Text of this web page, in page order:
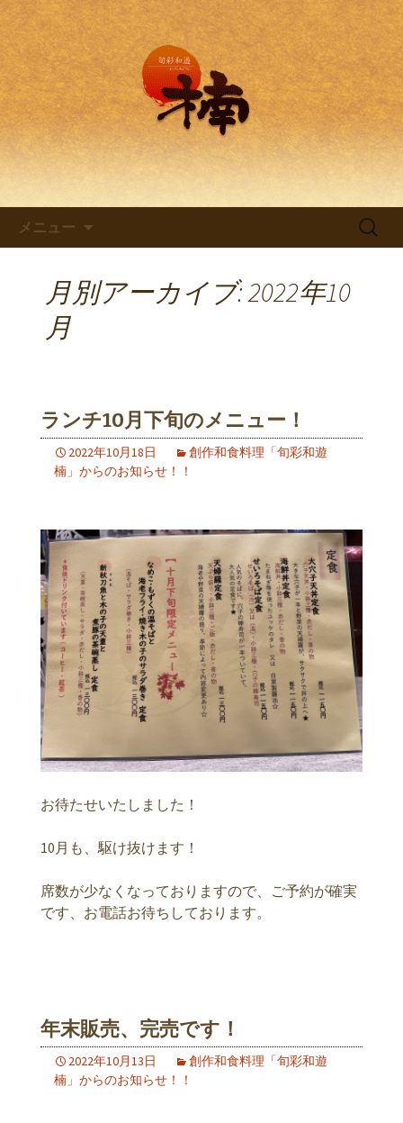
兵庫・西明石の創作和食料理
「旬彩和遊 楠～くすのき～」
兵庫・西明石の創作和食料理 旬彩和
遊 楠。
メニュー
検
月別アーカイブ: 2022年10
月
ランチ10月下旬のメニュー！
2022年10月18日
創作和食料理「旬彩和遊
楠」からのお知らせ！！
お待たせいたしました！
10月も、駆け抜けます！
席数が少なくなっておりますので、ご予約が確実
です、お電話お待ちしております。
年末販売、完売です！
2022年10月13日
創作和食料理「旬彩和遊
楠」からのお知らせ！！